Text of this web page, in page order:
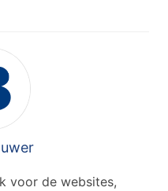
voor de websites,